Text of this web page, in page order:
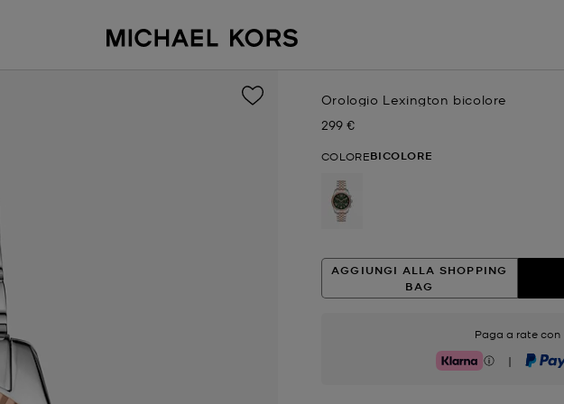
Orologio Lexington bicolore
Prezzo attuale
299 €
COLOREBICOLORE
AGGIUNGI ALLA SHOPPING
BAG
Paga a rate con
Klarna | PayPal